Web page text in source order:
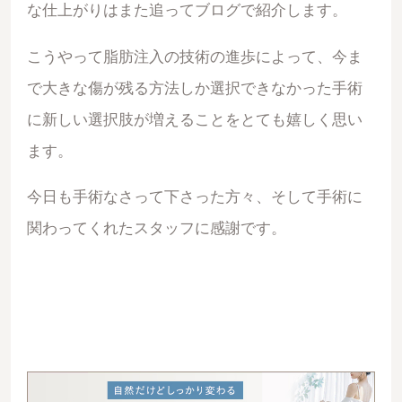
な仕上がりはまた追ってブログで紹介します。
こうやって脂肪注入の技術の進歩によって、今ま
で大きな傷が残る方法しか選択できなかった手術
に新しい選択肢が増えることをとても嬉しく思い
ます。
今日も手術なさって下さった方々、そして手術に
関わってくれたスタッフに感謝です。